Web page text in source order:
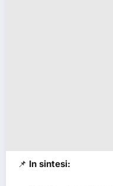
📌 In sintesi: